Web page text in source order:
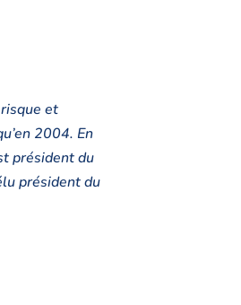
et
2004. En
président du
président du